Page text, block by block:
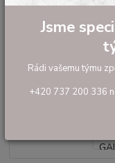
Mikina
Jsme
Rádi vašemu týmu
+420 737 200 336